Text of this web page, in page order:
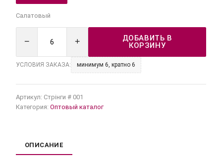
Салатовый
− +
ДОБАВИТЬ В
КОРЗИНУ
УСЛОВИЯ ЗАКАЗА: минимум 6, кратно 6
Артикул: Стрінги # 001
Категория: Оптовый каталог
ОПИСАНИЕ